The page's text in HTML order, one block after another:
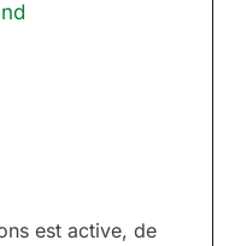
est active, de